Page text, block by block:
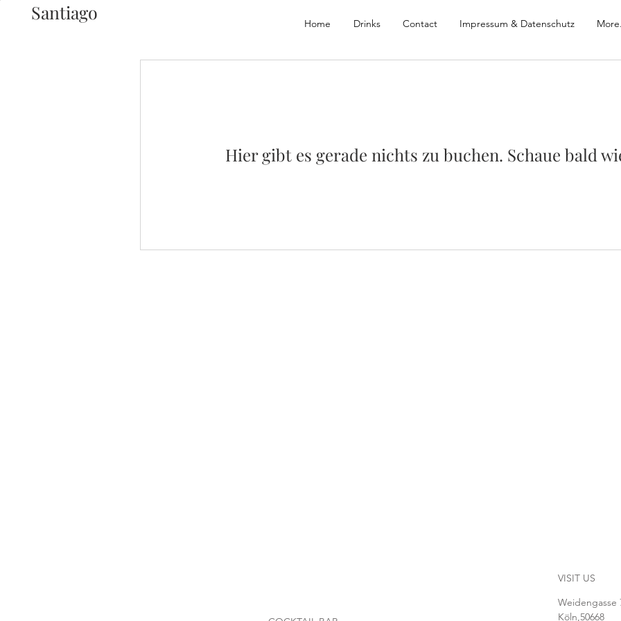
Santiago Home Drinks Contact Impressum & Datenschutz
Hier gibt es gerade nichts zu buchen. Schaue bald
VISIT US
Weidengasse
Köln,50668